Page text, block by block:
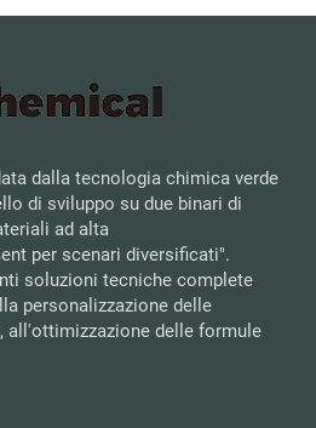
dalla tecnologia chimica verde
di sviluppo su due binari di
ad alta
per scenari diversificati".
soluzioni tecniche complete
personalizzazione delle
all'ottimizzazione delle formule